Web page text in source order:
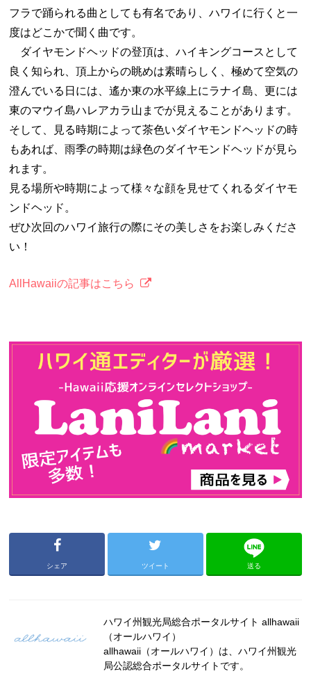
フラで踊られる曲としても有名であり、ハワイに行くと一
度はどこかで聞く曲です。
ダイヤモンドヘッドの登頂は、ハイキングコースとして
良く知られ、頂上からの眺めは素晴らしく、極めて空気の
澄んでいる日には、遙か東の水平線上にラナイ島、更には
東のマウイ島ハレアカラ山までが見えることがあります。
そして、見る時期によって茶色いダイヤモンドヘッドの時
もあれば、雨季の時期は緑色のダイヤモンドヘッドが見ら
れます。
見る場所や時期によって様々な顔を見せてくれるダイヤモ
ンドヘッド。
ぜひ次回のハワイ旅行の際にその美しさをお楽しみくださ
い！
AllHawaiiの記事はこちら
シェア ツイート 送る
ハワイ州観光局総合ポータルサイト allhawaii
（オールハワイ）
allhawaii（オールハワイ）は、ハワイ州観光
局公認総合ポータルサイトです。